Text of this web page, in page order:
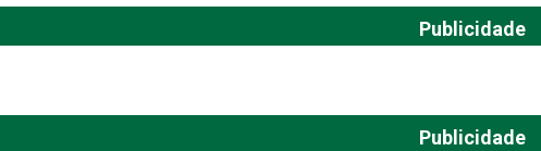
Publicidade
Publicidade